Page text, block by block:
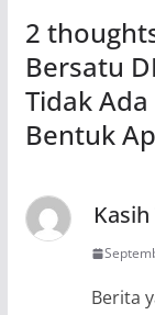
2
Bersatu
Tidak
Bentuk
Berita